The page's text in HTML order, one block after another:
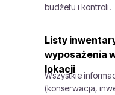
Listy
wyposażenia
lokacji
Wszystkie
(konserwacja,
budżetu i kontroli.